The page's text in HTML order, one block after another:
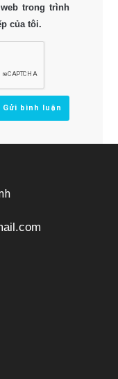
trong trình
của tôi.